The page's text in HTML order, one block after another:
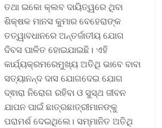
ତଥା ଇକୋ କ୍ଲବ ଦାୟିତ୍ୱରେ ଥିବା
ଶିକ୍ଷକ ମାନସ କୁମାର ବେହେରାଙ୍କ
ତତ୍ୱାବଧାନରେ ଅନ୍ତର୍ଜାତୀୟ ଯୋଗ
ଦିବସ ପାଳିତ ହୋଇଯାଇଛି। ଏହି
କାର୍ଯ୍ୟକ୍ରମରେମୁଖ୍ୟ ଅତିଥି ଭାବେ ବାବା
ସତ୍ୟାନନ୍ଦ ଦାସ ଯୋଗଦେଇ ଯୋଗ
ଦ୍ଵାରା ନିରୋଗ ରହିବା ଓ ସୁସ୍ଥ ଜୀବନ
ଯାପନ ପାଇଁ ଛାତ୍ରଛାତ୍ରୀମାନଙ୍କୁ
ପରାମର୍ଶ ଦେଇଥିଲେ। ସମ୍ମାନିତ ଅତିଥି